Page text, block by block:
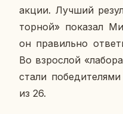
акции. Лучший
тор­ной» по­ка­зал
он пра­виль­но
Во взрос­лой
стали
из 26.